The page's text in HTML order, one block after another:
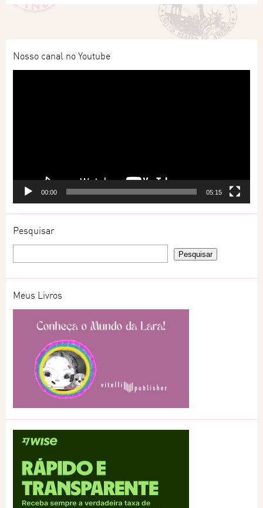
Nosso canal no Youtube
00:00 05:15
Pesquisar
Meus Livros